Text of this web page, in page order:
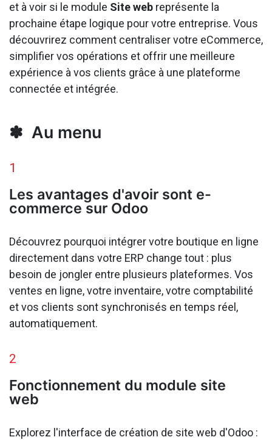
et à voir si le module Site web représente la
prochaine étape logique pour votre entreprise. Vous
découvrirez comment centraliser votre eCommerce,
simplifier vos opérations et offrir une meilleure
expérience à vos clients grâce à une plateforme
connectée et intégrée.
✽ Au menu
1
Les avantages d'avoir sont e-
commerce sur Odoo
Découvrez pourquoi intégrer votre boutique en ligne
directement dans votre ERP change tout : plus
besoin de jongler entre plusieurs plateformes. Vos
ventes en ligne, votre inventaire, votre comptabilité
et vos clients sont synchronisés en temps réel,
automatiquement.
2
Fonctionnement du module site
web
Explorez l'interface de création de site web d'Odoo :